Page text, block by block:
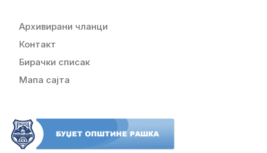
Архивирани чланци
Контакт
Бирачки списак
Мапа сајта